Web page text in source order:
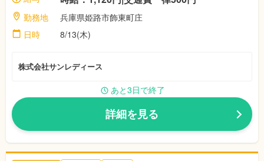
勤務地
兵庫県姫路市飾東町庄
日時
8/13(木)
株式会社サンレディース
あと3日で終了
詳細を見る